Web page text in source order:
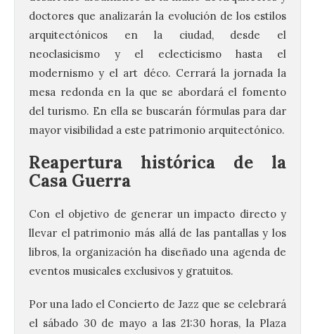
doctores que analizarán la evolución de los estilos
arquitectónicos en la ciudad, desde el
neoclasicismo y el eclecticismo hasta el
modernismo y el art déco. Cerrará la jornada la
mesa redonda en la que se abordará el fomento
del turismo. En ella se buscarán fórmulas para dar
mayor visibilidad a este patrimonio arquitectónico.
Reapertura histórica de la
Casa Guerra
Con el objetivo de generar un impacto directo y
llevar el patrimonio más allá de las pantallas y los
libros, la organización ha diseñado una agenda de
eventos musicales exclusivos y gratuitos.
Por una lado el Concierto de Jazz que se celebrará
el sábado 30 de mayo a las 21:30 horas, la Plaza